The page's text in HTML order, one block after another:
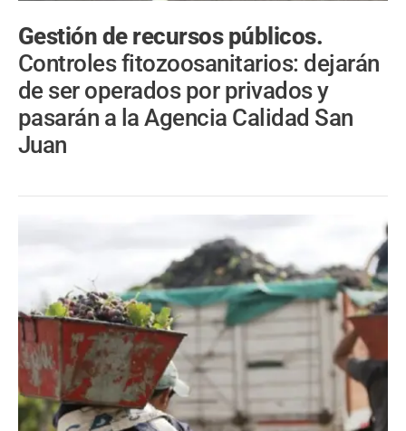
Gestión de recursos públicos.
Controles fitozoosanitarios: dejarán
de ser operados por privados y
pasarán a la Agencia Calidad San
Juan